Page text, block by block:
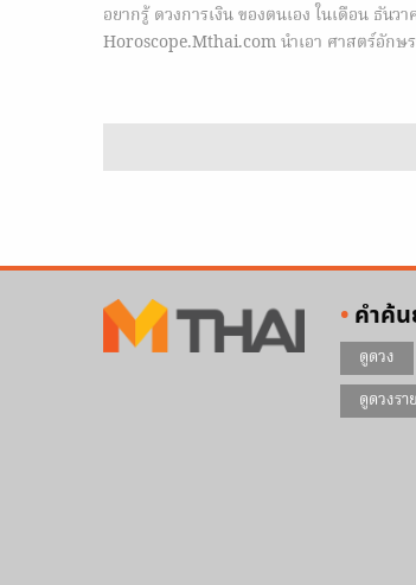
อยากรู้ ดวงการเงิน ของตนเอง ในเดือน ธันวา
Horoscope.Mthai.com นำเอา ศาสตร์อักษ
คำค้
ดูดวง
ดูดวงรา